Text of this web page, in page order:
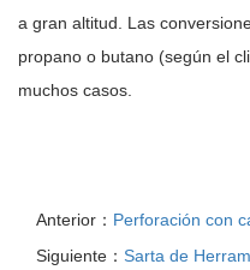
a gran altitud. Las
propano o butano (según el
muchos casos.
Anterior： Perforación con
Siguiente： Sarta de